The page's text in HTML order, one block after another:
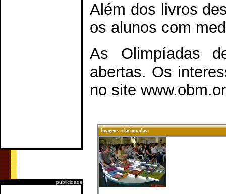
publicidade
Além dos livros
os alunos com
As Olimpíadas
abertas. Os
no site
Imagens relacionadas: